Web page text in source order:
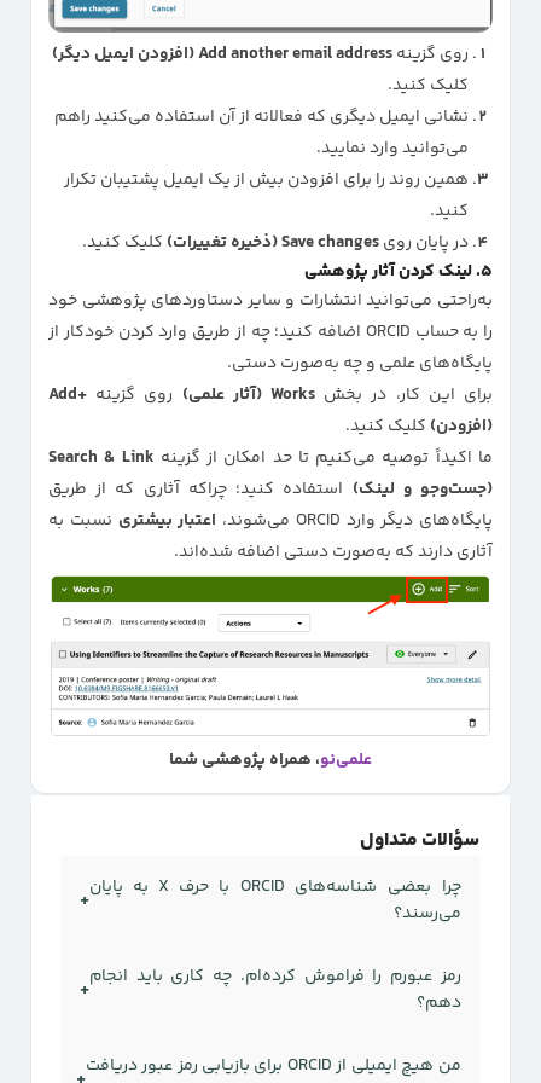
روی گزینهAdd another email address (افزودن ایمیل دیگر)
کلیک کنید.
نشانی ایمیل دیگری که فعالانه از آن استفاده می‌کنید راهم
می‌توانید وارد نمایید.
همین روند را برای افزودن بیش از یک ایمیل پشتیبان تکرار
کنید.
در پایان روی
کلیک کنید.
۵. لینک کردن آثار پژوهشی
به‌راحتی می‌توانید انتشارات و سایر دستاوردهای پژوهشی خود
را به حساب ORCID اضافه کنید؛ چه از طریق وارد کردن خودکار از
پایگاه‌های علمی و چه به‌صورت دستی.
برای این کار، در بخش Works (آثار علمی) روی گزینه
+Add
(افزودن) کلیک کنید.
ما اکیداً توصیه می‌کنیم تا حد امکان از گزینه Search & Link
(جست‌وجو و لینک) استفاده کنید؛ چراکه آثاری که از طریق
پایگاه‌های دیگر وارد ORCID می‌شوند،
اعتبار بیشتری نسبت به
آثاری دارند که به‌صورت دستی اضافه شده‌اند.
علمی‌نو، همراه پژوهشی شما
سؤالات متداول
چرا بعضی شناسه‌های ORCID با حرف X به پایان
می‌رسند؟
+
ناسه‌های ORCID که با X تمام می‌شوند معتبر و صحیح
هستند. تمام شناسه‌های ORCID به‌صورت تصادفی
کاراکتر در یک شناسه ORCID، Checksum یا رقم کنترلی
رمز عبورم را فراموش کرده‌ام. چه کاری باید انجام
دهم؟
+
من هیچ ایمیلی از ORCID برای بازیابی رمز عبور دریافت